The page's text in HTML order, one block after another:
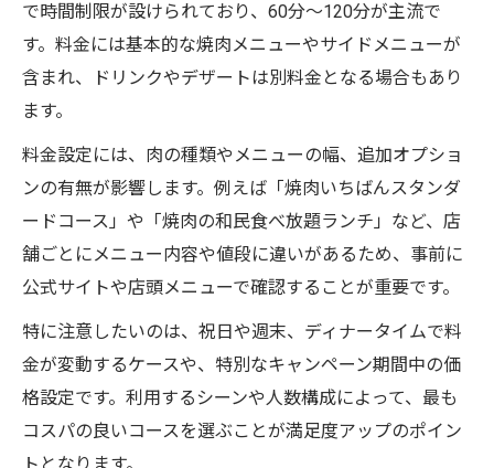
で時間制限が設けられており、60分〜120分が主流で
す。料金には基本的な焼肉メニューやサイドメニューが
含まれ、ドリンクやデザートは別料金となる場合もあり
ます。
料金設定には、肉の種類やメニューの幅、追加オプショ
ンの有無が影響します。例えば「焼肉いちばんスタンダ
ードコース」や「焼肉の和民食べ放題ランチ」など、店
舗ごとにメニュー内容や値段に違いがあるため、事前に
公式サイトや店頭メニューで確認することが重要です。
特に注意したいのは、祝日や週末、ディナータイムで料
金が変動するケースや、特別なキャンペーン期間中の価
格設定です。利用するシーンや人数構成によって、最も
コスパの良いコースを選ぶことが満足度アップのポイン